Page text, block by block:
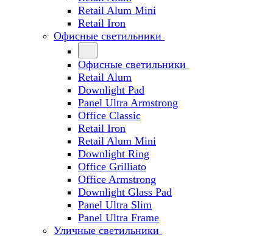
Retail Alum Mini
Retail Iron
Офисные светильники
Офисные светильники
Retail Alum
Downlight Pad
Panel Ultra Armstrong
Office Classic
Retail Iron
Retail Alum Mini
Downlight Ring
Office Grilliato
Office Armstrong
Downlight Glass Pad
Panel Ultra Slim
Panel Ultra Frame
Уличные светильники